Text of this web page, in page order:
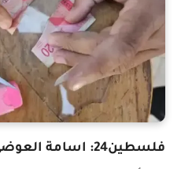
فلسطين24: اسامة العوضي- يوسف ابراهيم